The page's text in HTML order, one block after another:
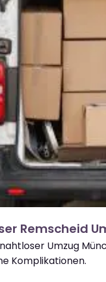
Remscheid
Umzug
Komplikationen.